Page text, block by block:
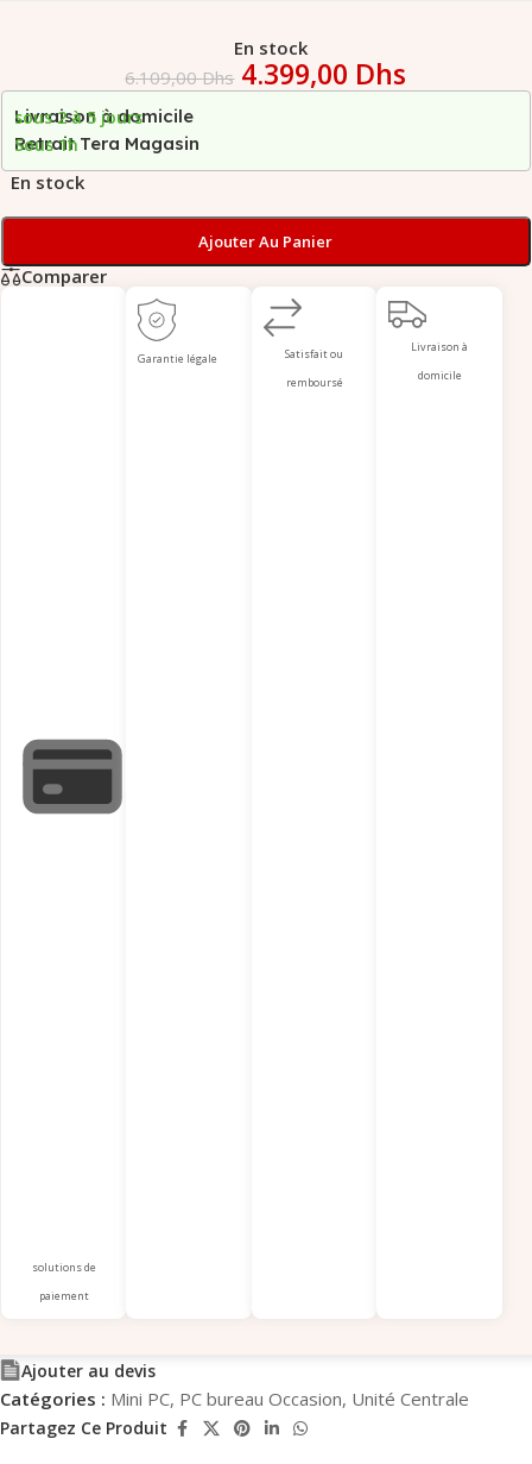
En stock
6.109,00Dhs 4.399,00 Dhs
Livraison à domicile
sous 2 à 5 jours
Retrait Tera Magasin
Sous 1h
En stock
Ajouter Au Panier
Comparer
solutions de
paiement
Garantie légale
Satisfait ou
remboursé
Livraison à
domicile
Ajouter au devis
Catégories : Mini PC, PC bureau Occasion, Unité Centrale
Partagez Ce Produit